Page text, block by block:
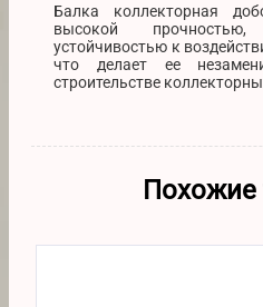
Балка коллекторная
высокой
устойчивостью к
что делает ее
строительстве
Похожие